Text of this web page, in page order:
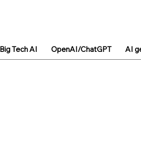
Big Tech AI OpenAI/ChatGPT AI